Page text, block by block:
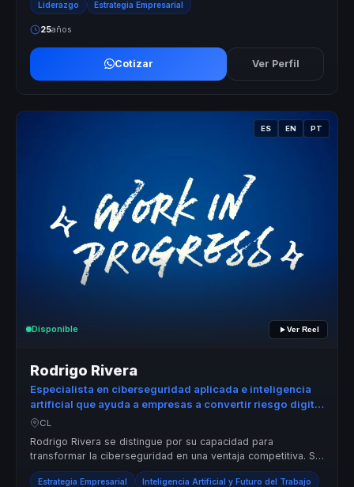
Liderazgo Estrategia Empresarial
25años
Cotizar Ver Perfil
ES EN PT
Disponible Ver Reel
Rodrigo Rivera
Especialista en ciberseguridad aplicada e inteligencia
artificial que ayuda a empresas a convertir riesgo digital
en mejores decisiones y ventaja competitiva.
CL
Rodrigo Rivera se distingue por su capacidad para
transformar la ciberseguridad en una ventaja competitiva. Su
enfoque va más allá de la ...
Estrategia Empresarial Inteligencia Artificial y Futuro del Trabajo